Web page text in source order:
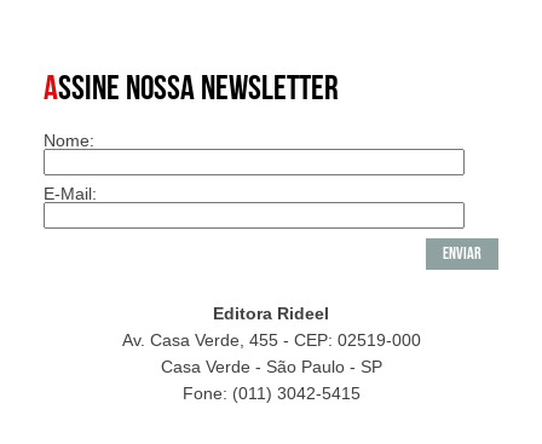
ASSINE NOSSA NEWSLETTER
Nome:
E-Mail:
Editora Rideel
Av. Casa Verde, 455 - CEP: 02519-000
Casa Verde - São Paulo - SP
Fone: (011) 3042-5415